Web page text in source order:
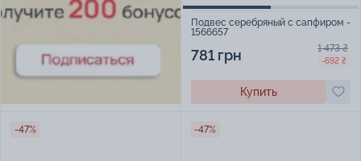
Подвес серебряный с сапфиром -
1566657
781 грн 1 473 ₴
-692 ₴
Купить
-47% -47%